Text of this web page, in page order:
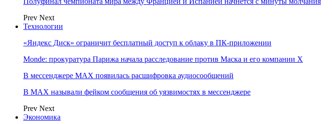
Prev Next
Технологии
«Яндекс Диск» ограничит бесплатный доступ к облаку в ПК-приложении
Monde: прокуратура Парижа начала расследование против Маска и его компании X
В мессенджере MAX появилась расшифровка аудиосообщений
В МAX называли фейком сообщения об уязвимостях в мессенджере
Prev Next
Экономика